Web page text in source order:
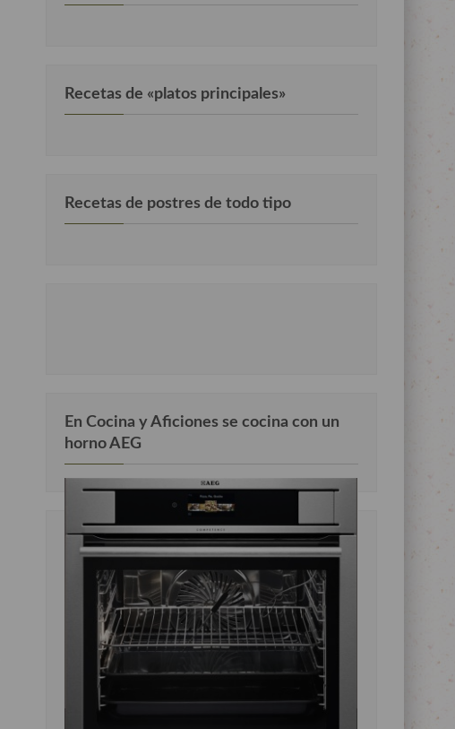
Recetas de «platos principales»
Recetas de postres de todo tipo
En Cocina y Aficiones se cocina con un
horno AEG